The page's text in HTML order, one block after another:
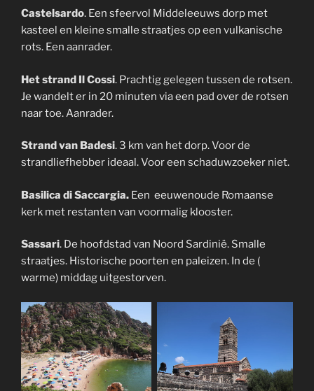
Castelsardo. Een sfeervol Middeleeuws dorp met
kasteel en kleine smalle straatjes op een vulkanische
rots. Een aanrader.
Het strand Il Cossi. Prachtig gelegen tussen de rotsen.
Je wandelt er in 20 minuten via een pad over de rotsen
naar toe. Aanrader.
Strand van Badesi. 3 km van het dorp. Voor de
strandliefhebber ideaal. Voor een schaduwzoeker niet.
Basilica di Saccargia. Een eeuwenoude Romaanse
kerk met restanten van voormalig klooster.
Sassari. De hoofdstad van Noord Sardinië. Smalle
straatjes. Historische poorten en paleizen. In de (
warme) middag uitgestorven.